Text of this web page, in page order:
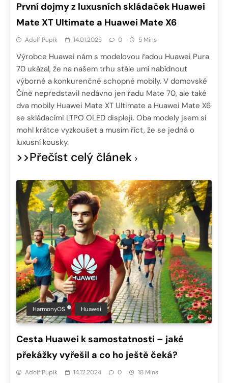
První dojmy z luxusních skládaček Huawei
Mate XT Ultimate a Huawei Mate X6
Adolf Pupík 14.01.2025 0 5 Mins
Výrobce Huawei nám s modelovou řadou Huawei Pura
70 ukázal, že na našem trhu stále umí nabídnout
výborné a konkurenčně schopné mobily. V domovské
Číně nepředstavil nedávno jen řadu Mate 70, ale také
dva mobily Huawei Mate XT Ultimate a Huawei Mate X6
se skládacími LTPO OLED displeji. Oba modely jsem si
mohl krátce vyzkoušet a musím říct, že se jedná o
luxusní kousky.
>>Přečíst celý článek
HarmonyOS Huawei
Cesta Huawei k samostatnosti – jaké
překážky vyřešil a co ho ještě čeká?
Adolf Pupík 14.12.2024 0 18 Mins